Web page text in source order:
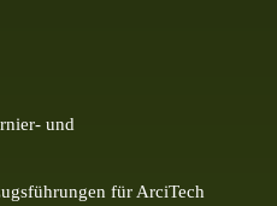
und
für ArciTech